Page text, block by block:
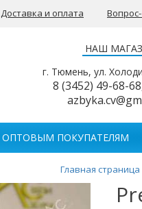
Доставка и оплата
НАШ
г. Тюмень, ул.
8 (3452) 49-68-68
ОПТОВЫМ ПОКУПАТЕЛЯМ
Главная страница